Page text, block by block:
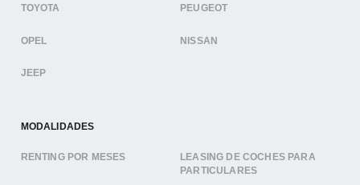
TOYOTA PEUGEOT
OPEL NISSAN
JEEP
MODALIDADES
RENTING POR MESES
LEASING DE COCHES PARA
PARTICULARES